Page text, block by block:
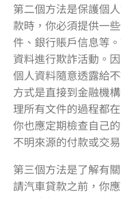
第二個方法是保護個
款時，你必須提供一
件、銀行賬戶信息等
資料進行欺詐活動。
個人資料隨意透露給
方式是直接到金融機
理所有文件的過程都
你也應定期檢查自己
不明來源的付款或交易
第三個方法是了解有
請汽車貸款之前，你